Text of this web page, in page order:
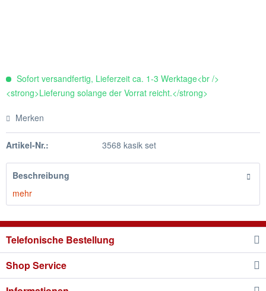
Sofort versandfertig, Lieferzeit ca. 1-3 Werktage<br />
<strong>Lieferung solange der Vorrat reicht.</strong>
Merken
Artikel-Nr.: 3568 kasik set
Beschreibung
mehr
Telefonische Bestellung
Shop Service